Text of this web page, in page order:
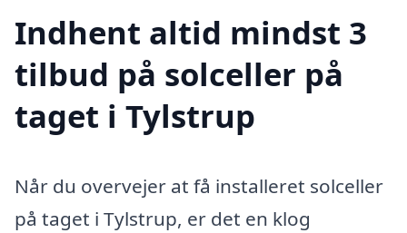
Indhent altid mindst 3
tilbud på solceller på
taget i Tylstrup
Når du overvejer at få installeret solceller
på taget i Tylstrup, er det en klog